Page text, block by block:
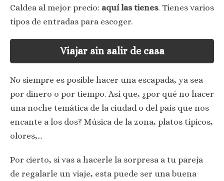
Caldea al mejor precio: aquí las tienes. Tienes varios
tipos de entradas para escoger.
Viajar sin salir de casa
No siempre es posible hacer una escapada, ya sea
por dinero o por tiempo. Así que, ¿por qué no hacer
una noche temática de la ciudad o del país que nos
encante a los dos? Música de la zona, platos típicos,
olores,…
Por cierto, si vas a hacerle la sorpresa a tu pareja
de regalarle un viaje, esta puede ser una buena